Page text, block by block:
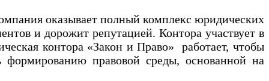
оказывает полный комплекс юридических
и дорожит репутацией. Контора участвует в
контора «Закон и Право» работает, чтобы
формированию правовой среды, основанной на